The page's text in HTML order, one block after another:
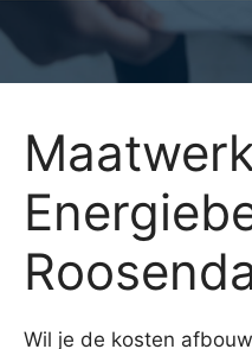
Wil je de kosten